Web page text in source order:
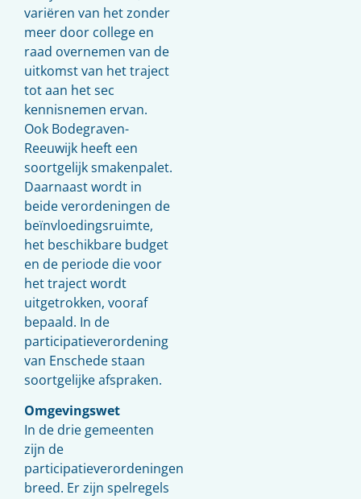
variëren van het zonder
meer door college en
raad overnemen van de
uitkomst van het traject
tot aan het sec
kennisnemen ervan.
Ook Bodegraven-
Reeuwijk heeft een
soortgelijk smakenpalet.
Daarnaast wordt in
beide verordeningen de
beïnvloedingsruimte,
het beschikbare budget
en de periode die voor
het traject wordt
uitgetrokken, vooraf
bepaald. In de
participatieverordening
van Enschede staan
soortgelijke afspraken.
Omgevingswet
In de drie gemeenten
zijn de
participatieverordeningen
breed. Er zijn spelregels